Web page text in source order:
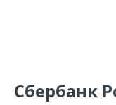
Сбербанк